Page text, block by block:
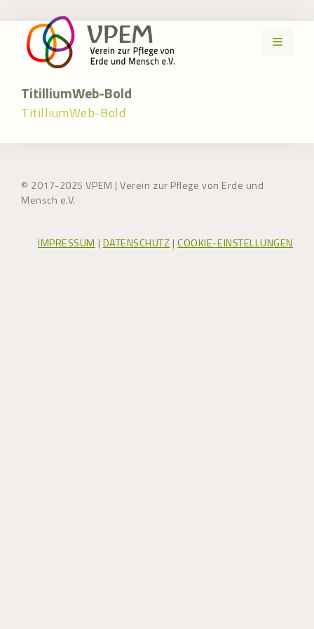
Inhalt
springen
MENÜ
TitilliumWeb-Bold
TitilliumWeb-Bold
© 2017-2025 VPEM | Verein zur Pflege von Erde und
Mensch e.V.
IMPRESSUM | DATENSCHUTZ |COOKIE-EINSTELLUNGEN